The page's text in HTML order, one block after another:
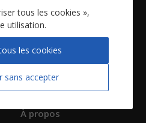
Informations
FAQ
À propos
tous les cookies »,
utilisation.
sans accepter
les cookies